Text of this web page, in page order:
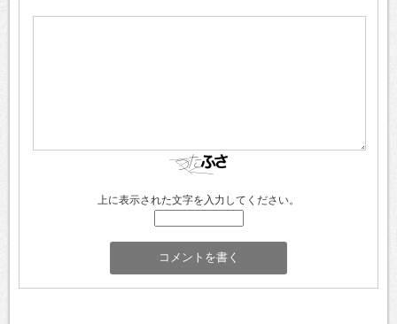
上に表示された文字を入力してください。